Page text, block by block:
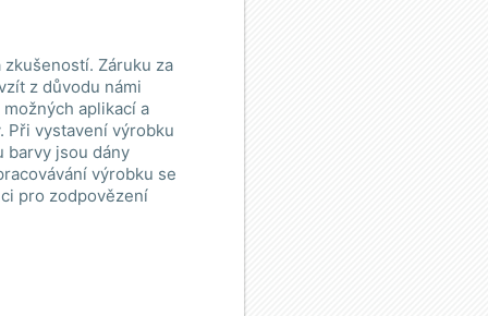
Záruku za
z důvodu námi
aplikací a
Při vystavení výrobku
barvy jsou dány
výrobku se
pro zodpovězení